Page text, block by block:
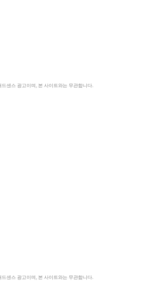
센스 광고이며, 본 사이트와는 무관합니다.
센스 광고이며, 본 사이트와는 무관합니다.